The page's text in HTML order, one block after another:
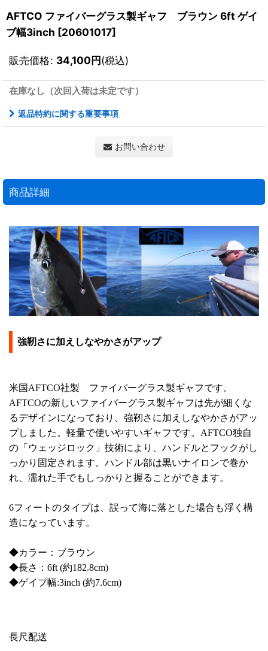
AFTCO ファイバーグラス製ギャフ ブラウン 6ft ゲイ
ブ幅3inch [20601017]
販売価格: 34,100円(税込)
在庫なし（次回入荷は未定です）
返品特約に関する重要事項
お問い合わせ
商品詳細
強靭さに加えしなやかさがアップ
米国AFTCO社製 ファイバーグラス製ギャフです。
AFTCOの新しいファイバーグラス製ギャフは先が細くな
るデザインになっており、強靭さに加えしなやかさがアッ
プしました。軽量で使いやすいギャフです。AFTCO独自
の「ウェッジロック」技術により、ハンドルとフックがし
っかり固定されます。ハンドル部は黒いナイロンで巻か
れ、濡れた手でもしっかりと握ることができます。
6フィートのタイプは、誤って海に落とした場合も浮く構
造になっています。
◆カラー：ブラウン
◆長さ：6ft (約182.8cm)
◆ゲイプ幅:3inch (約7.6cm)
長尺配送